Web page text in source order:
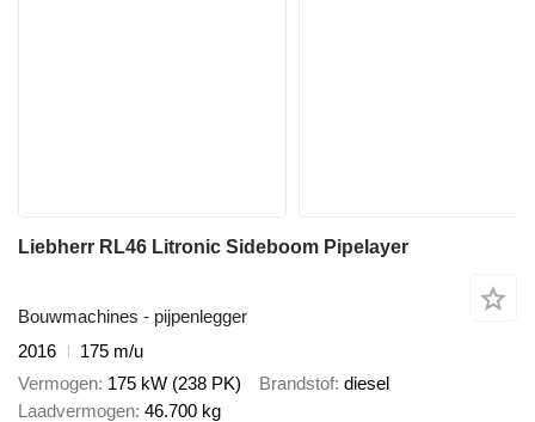
Liebherr RL46 Litronic Sideboom Pipelayer
Bouwmachines - pijpenlegger
2016
175 m/u
Vermogen 175 kW (238 PK) Brandstof diesel
Laadvermogen 46.700 kg